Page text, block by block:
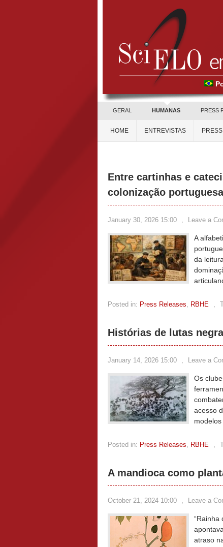
GERAL HUMANAS PRESS
HOME ENTREVISTAS
Entre cartinhas e
colonização
January 30, 2026 15:00 , Leave a
A
da
Posted in: Press Releases, RBHE ,
Histórias de lutas
January 14, 2026 15:00 , Leave a
Os
acesso
Posted in: Press Releases, RBHE ,
A mandioca como
October 21, 2024 10:00 , Leave a
“Rainha
atraso